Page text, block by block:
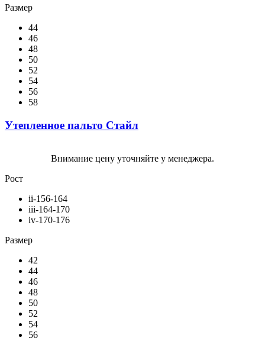
Размер
44
46
48
50
52
54
56
58
Утепленное пальто Стайл
Внимание цену уточняйте у менеджера.
Рост
ii-156-164
iii-164-170
iv-170-176
Размер
42
44
46
48
50
52
54
56